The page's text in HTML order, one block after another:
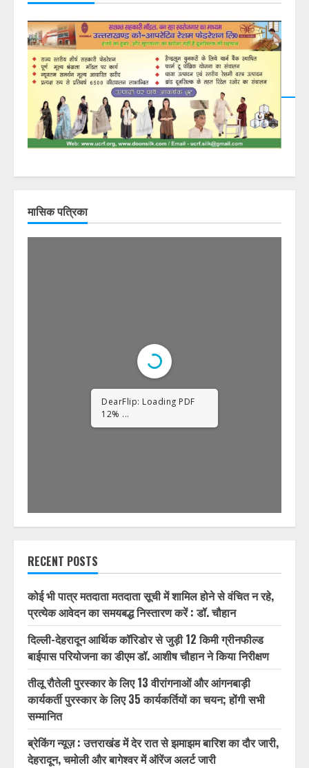
मासिक पत्रिका
DearFlip: Loading PDF
23% ...
RECENT POSTS
कोई भी पात्र मतदाता मतदाता सूची में शामिल होने से वंचित न रहे,
प्रत्येक आवेदन का समयबद्ध निस्तारण करें : डॉ. चौहान
दिल्ली-देहरादून आर्थिक कॉरिडोर से जुड़ी 12 किमी ग्रीनफील्ड
बाईपास परियोजना का डीएम डॉ. आशीष चौहान ने किया निरीक्षण
तीलू रौतेली पुरस्कार के लिए 13 वीरांगनाओं और आंगनबाड़ी
कार्यकर्ती पुरस्कार के लिए 35 कार्यकर्तियों का चयन; होंगी सभी
सम्मानित
ब्रेकिंग न्यूज़ : उत्तराखंड में देर रात से झमाझम बारिश का दौर जारी,
देहरादून, चमोली और बागेश्वर में ऑरेंज अलर्ट जारी